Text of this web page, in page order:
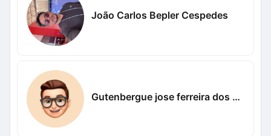
João Carlos Bepler Cespedes
Gutenbergue jose ferreira dos santos Nogueira Nogueira